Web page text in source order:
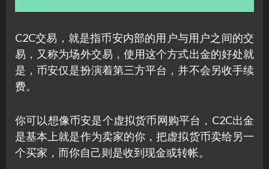
C2C交易，就是指币安内部的用户与用户之间的交
易，又称为场外交易，使用这个方式出金的好处就
是，币安仅是扮演着第三方平台，并不会另收手续
费。
你可以想像币安是个虚拟货币网购平台，C2C出金
是基本上就是作为卖家的你，把虚拟货币卖给另一
个买家，而你自己则是收到现金或转帐。